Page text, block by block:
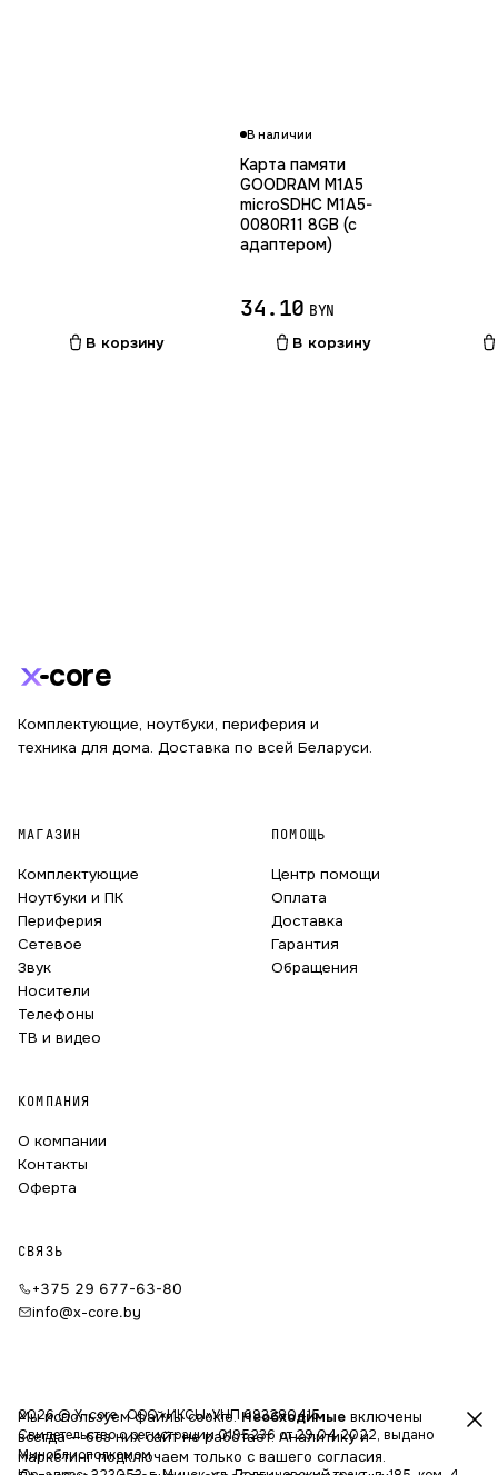
В корзину
В наличии
Карта памяти
GOODRAM M1A5
microSDHC M1A5-
0080R11 8GB (с
адаптером)
34.10 BYN
В корзину
core
Комплектующие, ноутбуки, периферия и
техника для дома. Доставка по всей Беларуси.
МАГАЗИН
Комплектующие
Ноутбуки и ПК
Периферия
Сетевое
Звук
Носители
Телефоны
ТВ и видео
ПОМОЩЬ
Центр помощи
Оплата
Доставка
Гарантия
Обращения
КОМПАНИЯ
О компании
Контакты
Оферта
СВЯЗЬ
+375 29 677-63-80
info@x-core.by
2026 © X-core · ООО «ИКСЫ»УНП 693280415
Свидетельство о регистрации 0195236 от 29.04.2022, выдано
Миноблисполкомом
Мы используем файлы cookie.Необходимые включены
всегда — без них сайт не работает. Аналитику и
маркетинг подключаем только с вашего согласия.